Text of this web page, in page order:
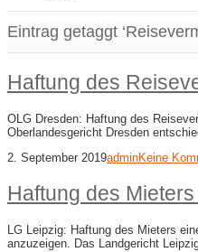
Eintrag getaggt
Haftung des
OLG Dresden: Haftung des
Oberlandesgericht Dresden
2. September 2019adminKeine
Haftung des
LG Leipzig: Haftung des Mieters
anzuzeigen. Das Landgericht